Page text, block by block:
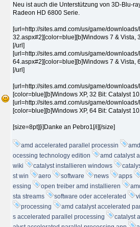
Neu ist auch die Unterstützung von 3D-Blu-
Radeon HD 6800 Serie.
[url=http://sites.amd.com/us/game/
32.aspx#2][color=blue][b]Windows 7 & Vista,
[/url]
[url=http://sites.amd.com/us/game/
64.aspx#2][color=blue][b]Windows 7 & Vista,
[/url]
[url=http://sites.amd.com/us/game/
[color=blue][b]Windows XP, 32 Bit: Catalyst
[url=http://sites.amd.com/us/game/
[color=blue][b]Windows XP, 64 Bit: Catalyst
[size=8pt][i]Danke an Pebro1[/i][/size]
amd accelerated parallel processin
ocessing technology edition
amd catalyst
wiki
catalyst installieren windows
st win
aero software news apps
essing
open treiber amd installieren
sta streams
software oder accelerated
processing
amd catalyst accelerated
s accelerated parallel processing
catalyst